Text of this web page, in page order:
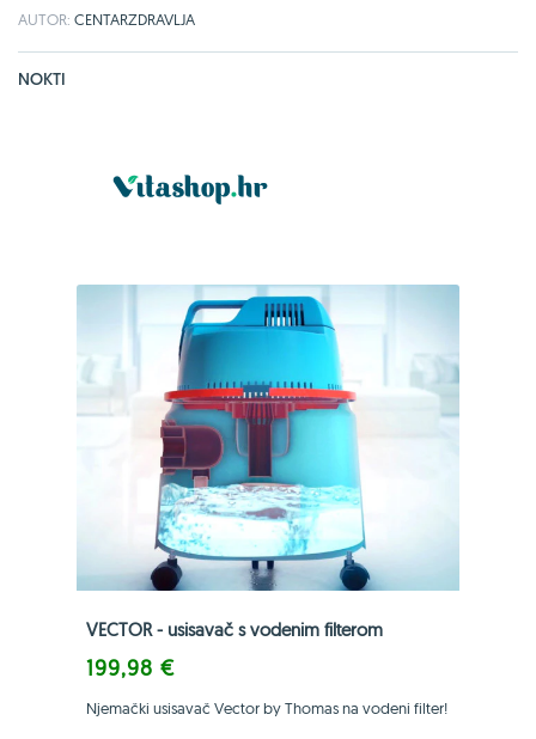
AUTOR: CENTARZDRAVLJA
NOKTI
VECTOR - usisavač s vodenim filterom
199,98 €
Njemački usisavač Vector by Thomas na vodeni filter!